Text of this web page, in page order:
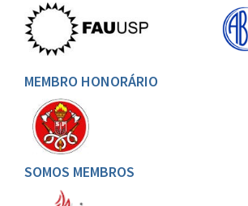
MEMBRO HONORÁRIO
SOMOS MEMBROS